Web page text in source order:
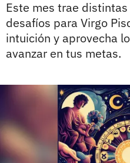
Este mes trae
desafíos para Virgo
intuición y aprovecha
avanzar en tus metas.